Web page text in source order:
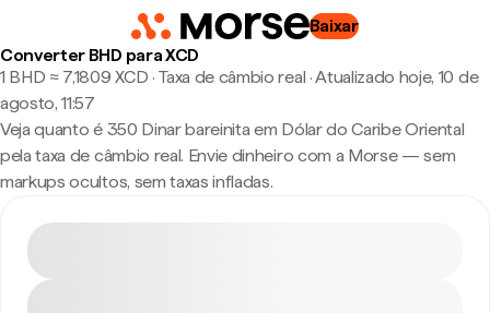
Baixar
Converter BHD para XCD
1 BHD ≈ 7,1809 XCD · Taxa de câmbio real ·Atualizado hoje, 10 de
agosto, 11:57
Veja quanto é 350 Dinar bareinita em Dólar do Caribe Oriental
pela taxa de câmbio real. Envie dinheiro com a Morse — sem
markups ocultos, sem taxas infladas.